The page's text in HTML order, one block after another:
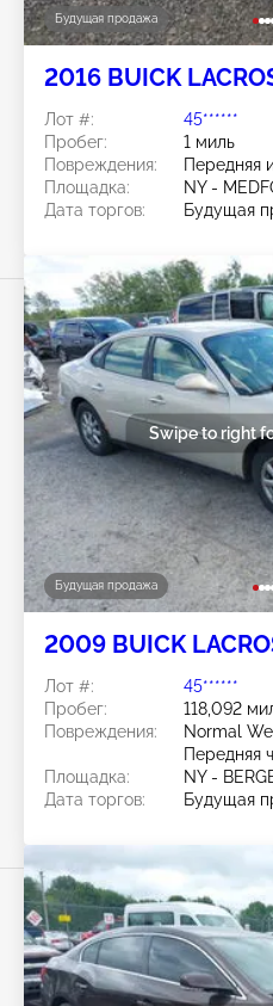
Будущая продажа
2016 BUICK
Лот #:
45******
Пробег:
1 миль
Повреждения:
Передняя
Площадка:
NY -
Дата торгов:
Будущая
Будущая продажа
Swipe to right
2009 BUICK
Лот #:
45******
Пробег:
118,092
Повреждения:
Normal
Передняя
Площадка:
NY -
Дата торгов:
Будущая